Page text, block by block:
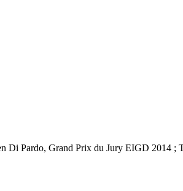
Di Pardo, Grand Prix du Jury EIGD